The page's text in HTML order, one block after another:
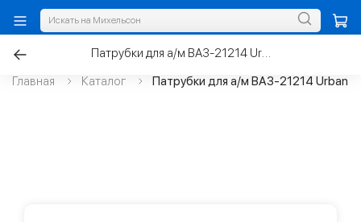
Главная Каталог Патрубки для а/м ВАЗ-21214 Urban
Патрубки для а/м ВАЗ-21214 Urban радиатора к-т.4шт, силикон